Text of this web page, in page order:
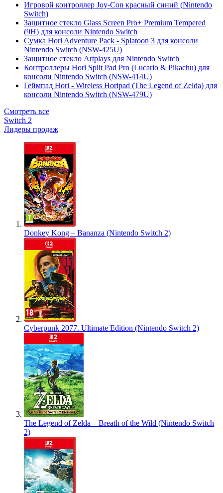
Игровой контроллер Joy-Con красный синий (Nintendo
Switch)
Защитное стекло Glass Screen Pro+ Premium Tempered
(9H) для консоли Nintendo Switch
Сумка Hori Adventure Pack - Splatoon 3 для консоли
Nintendo Switch (NSW-425U)
Защитное стекло Artplays для Nintendo Switch
Контроллеры Hori Split Pad Pro (Lucario & Pikachu) для
консоли Nintendo Switch (NSW-414U)
Геймпад Hori - Wireless Horipad (The Legend of Zelda) для
консоли Nintendo Switch (NSW-479U)
Смотреть все
Switch 2
Лидеры продаж
Donkey Kong – Bananza (Nintendo Switch 2)
Cyberpunk 2077. Ultimate Edition (Nintendo Switch 2)
The Legend of Zelda – Breath of the Wild (Nintendo Switch
2)